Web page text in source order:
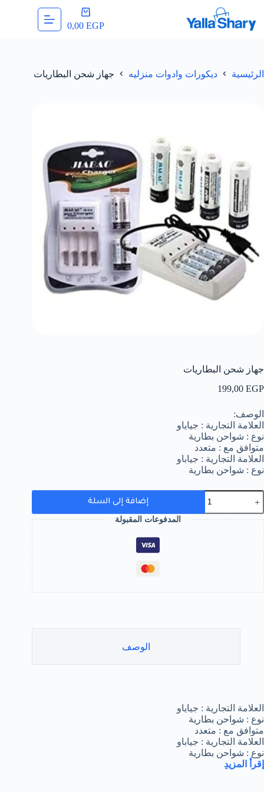
المحتوى
عربة
التسوق
0,00 EGP
الرئيسية ديكورات وادوات منزليه جهاز شحن البطاريات
جهاز شحن البطاريات
199,00 EGP
الوصف:
العلامة التجارية : جياياو
نوع : شواحن بطارية
متوافق مع : متعدد
العلامة التجارية : جياباو
نوع : شواحن بطارية
كمية
جهاز
شحن
البطاريات
إضافة إلى السلة
المدفوعات المقبولة
الوصف
العلامة التجارية : جياياو
نوع : شواحن بطارية
متوافق مع : متعدد
العلامة التجارية : جياباو
نوع : شواحن بطارية
إقرأ
المزيد